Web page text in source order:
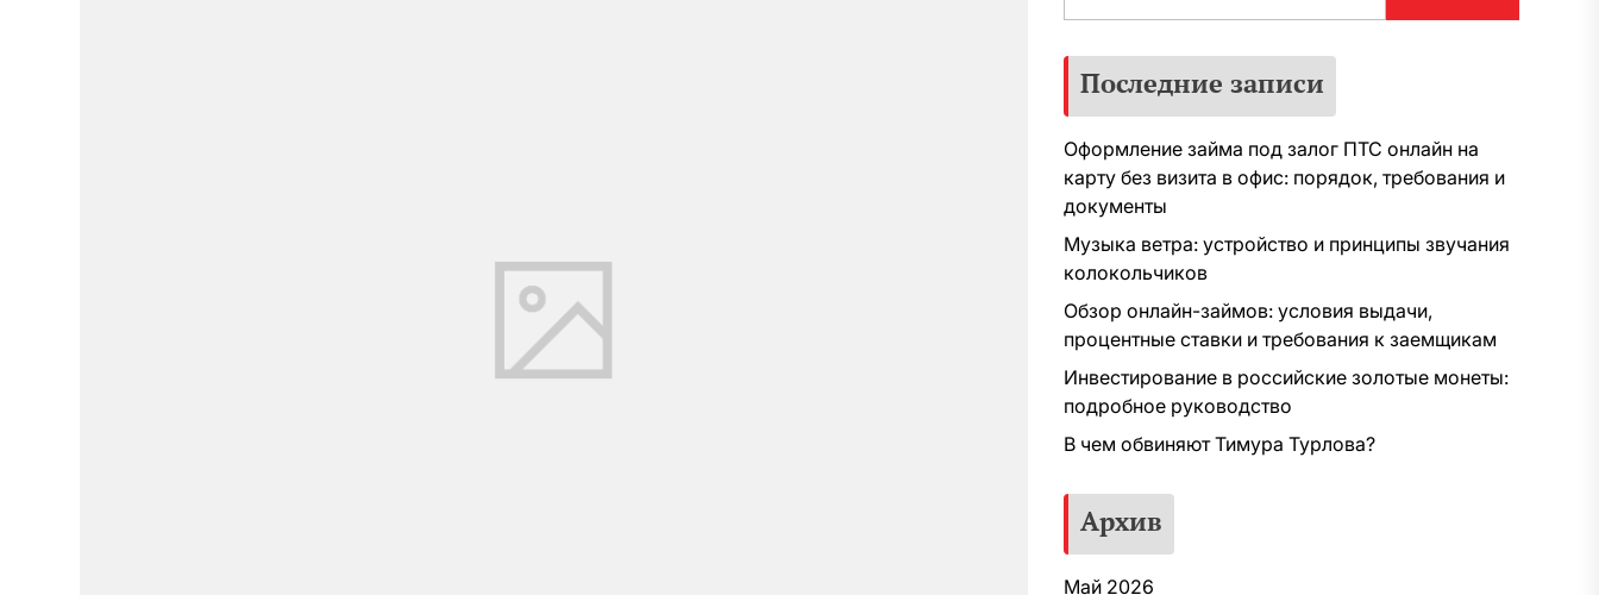
Последние записи
Оформление займа под залог ПТС онлайн на
карту без визита в офис: порядок, требования и
документы
Музыка ветра: устройство и принципы звучания
колокольчиков
Обзор онлайн-займов: условия выдачи,
процентные ставки и требования к заемщикам
Инвестирование в российские золотые монеты:
подробное руководство
В чем обвиняют Тимура Турлова?
Архив
Май 2026